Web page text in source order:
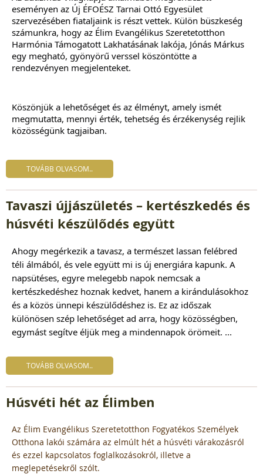
eseményen az Új ÉFOÉSZ Tarnai Ottó Egyesület
szervezésében fiataljaink is részt vettek. Külön büszkeség
számunkra, hogy az Élim Evangélikus Szeretetotthon
Harmónia Támogatott Lakhatásának lakója, Jónás Márkus
egy megható, gyönyörű verssel köszöntötte a
rendezvényen megjelenteket.
Köszönjük a lehetőséget és az élményt, amely ismét
megmutatta, mennyi érték, tehetség és érzékenység rejlik
közösségünk tagjaiban.
TOVÁBB OLVASOM..
Tavaszi újjászületés – kertészkedés és
húsvéti készülődés együtt
Ahogy megérkezik a tavasz, a természet lassan felébred
téli álmából, és vele együtt mi is új energiára kapunk. A
napsütéses, egyre melegebb napok nemcsak a
kertészkedéshez hoznak kedvet, hanem a kirándulásokhoz
és a közös ünnepi készülődéshez is. Ez az időszak
különösen szép lehetőséget ad arra, hogy közösségben,
egymást segítve éljük meg a mindennapok örömeit. ...
TOVÁBB OLVASOM..
Húsvéti hét az Élimben
Az Élim Evangélikus Szeretetotthon Fogyatékos Személyek
Otthona lakói számára az elmúlt hét a húsvéti várakozásról
és ezzel kapcsolatos foglalkozásokról, illetve a
meglepetésekről szólt.